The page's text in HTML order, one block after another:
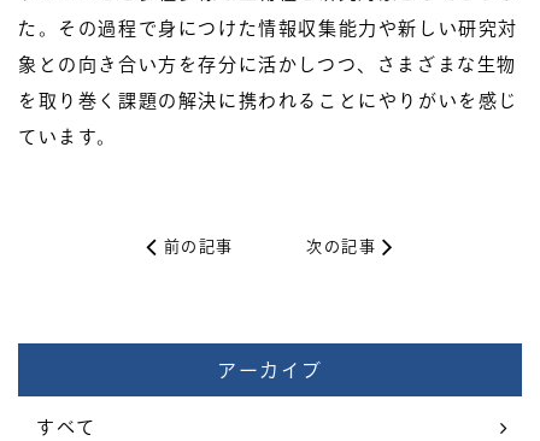
た。その過程で身につけた情報収集能力や新しい研究対
象との向き合い方を存分に活かしつつ、さまざまな生物
を取り巻く課題の解決に携われることにやりがいを感じ
ています。
前の記事 次の記事
アーカイブ
すべて